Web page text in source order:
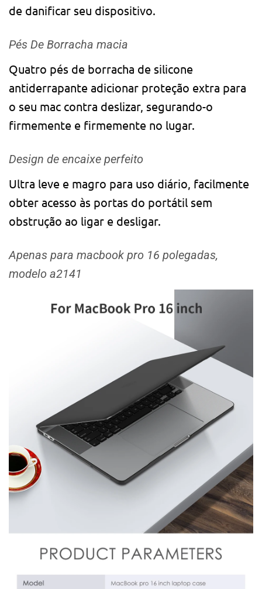
de danificar seu dispositivo.
Pés De Borracha macia
Quatro pés de borracha de silicone
antiderrapante adicionar proteção extra para
o seu mac contra deslizar, segurando-o
firmemente e firmemente no lugar.
Design de encaixe perfeito
Ultra leve e magro para uso diário, facilmente
obter acesso às portas do portátil sem
obstrução ao ligar e desligar.
Apenas para macbook pro 16 polegadas,
modelo a2141